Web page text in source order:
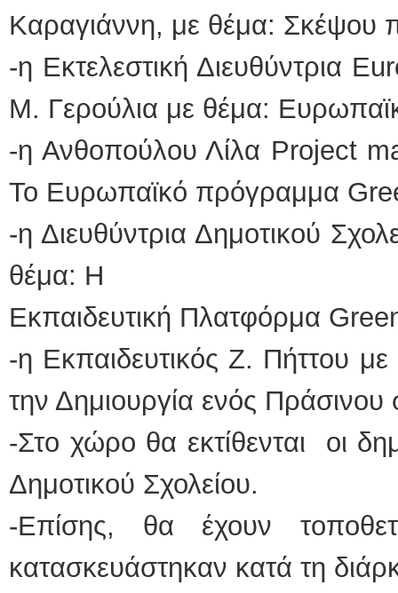
Καραγιάννη, με θέμα: Σκέψου
-η Εκτελεστική Διευθύντρια
Μ. Γερούλια με θέμα:
-η Ανθοπούλου Λίλα Project
Το Ευρωπαϊκό πρόγραμμα
-η Διευθύντρια Δημοτικού
θέμα: Η
Εκπαιδευτική Πλατφόρμα
-η Εκπαιδευτικός Ζ. Πήττου
την Δημιουργία ενός Πράσινου
-Στο χώρο θα εκτίθενται οι
Δημοτικού Σχολείου.
-Επίσης, θα έχουν
κατασκευάστηκαν κατά τη